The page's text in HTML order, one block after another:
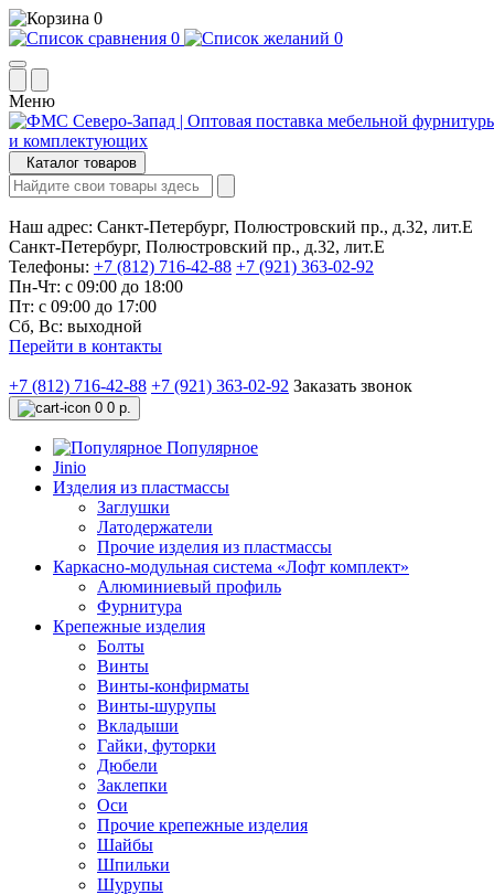
0
0
0
Меню
Каталог товаров
Наш адрес: Санкт-Петербург, Полюстровский пр., д.32, лит.Е
Санкт-Петербург, Полюстровский пр., д.32, лит.Е
Телефоны: +7 (812) 716-42-88 +7 (921) 363-02-92
Пн-Чт: с 09:00 до 18:00
Пт: с 09:00 до 17:00
Сб, Вс: выходной
Перейти в контакты
+7 (812) 716-42-88 +7 (921) 363-02-92 Заказать звонок
0 0 р.
Популярное
Jinio
Изделия из пластмассы
Заглушки
Латодержатели
Прочие изделия из пластмассы
Каркасно-модульная система «Лофт комплект»
Алюминиевый профиль
Фурнитура
Крепежные изделия
Болты
Винты
Винты-конфирматы
Винты-шурупы
Вкладыши
Гайки, футорки
Дюбели
Заклепки
Оси
Прочие крепежные изделия
Шайбы
Шпильки
Шурупы